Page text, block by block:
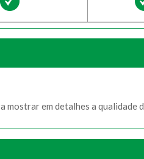
em detalhes a